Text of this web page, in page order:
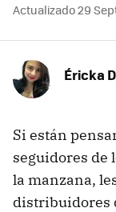
Actualizado 29
Éricka
Si están
seguidores de
la manzana,
distribuidores